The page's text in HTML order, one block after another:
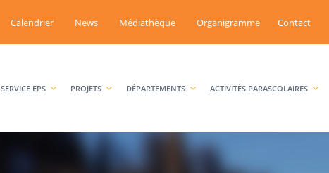
Calendrier News Médiathèque Organigramme Contact
SERVICE EPS PROJETS DÉPARTEMENTS ACTIVITÉS PARASCOLAIRES